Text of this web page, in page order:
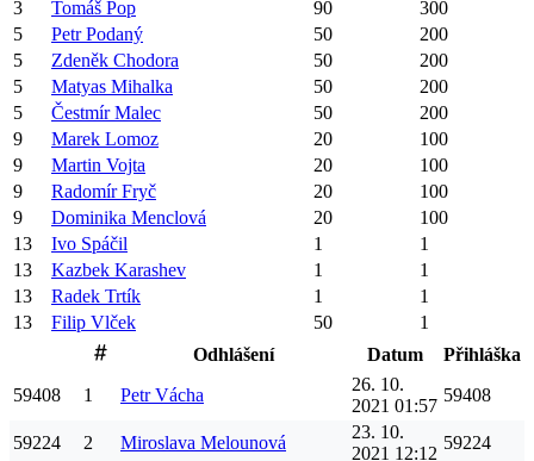
3
Tomáš Pop 90
300
5
Petr Podaný 50
200
5
Zdeněk Chodora 50
200
5
Matyas Mihalka 50
200
5
Čestmír Malec 50
200
9
Marek Lomoz 20
100
9
Martin Vojta 20
100
9
Radomír Fryč 20
100
9
Dominika Menclová 20
100
13
Ivo Spáčil 1
1
13
Kazbek Karashev 1
1
13
Radek Trtík 1
1
13
Filip Vlček 50
1
Odhlášení
Datum
Přihláška
59408
1 Petr Vácha
26. 10.
2021 01:57
59408
59224 2 Miroslava Melounová
23. 10.
2021 12:12
59224